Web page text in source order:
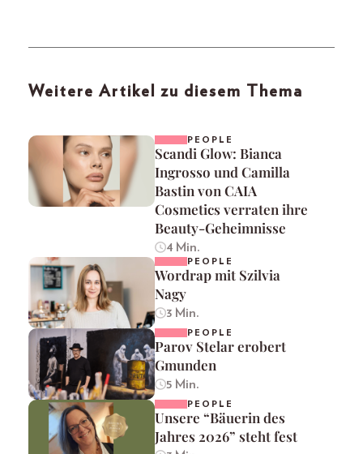
Weitere Artikel zu diesem Thema
PEOPLE
Scandi Glow: Bianca
Ingrosso und Camilla
Bastin von CAIA
Cosmetics verraten ihre
Beauty-Geheimnisse
4 Min.
PEOPLE
Wordrap mit Szilvia
Nagy
3 Min.
PEOPLE
Parov Stelar erobert
Gmunden
5 Min.
PEOPLE
Unsere “Bäuerin des
Jahres 2026” steht fest